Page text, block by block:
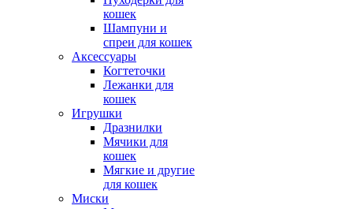
кошек
Шампуни и
спреи для кошек
Аксессуары
Когтеточки
Лежанки для
кошек
Игрушки
Дразнилки
Мячики для
кошек
Мягкие и другие
для кошек
Миски